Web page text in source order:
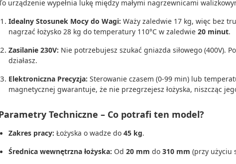
urządzenie wypełnia lukę między małymi nagrzewnicami
Idealny Stosunek Mocy do Wagi: Waży zaledwie 17 kg, więc bez
nagrzać łożysko 28 kg do temperatury 110°C w zaledwie 20 minut.
Zasilanie 230V: Nie potrzebujesz szukać gniazda siłowego (400V).
działasz.
Elektroniczna Precyzja: Sterowanie czasem (0-99 min) lub
magnetycznej gwarantuje, że nie przegrzejesz łożyska, niszcząc
Techniczne – Co potrafi ten model?
Zakres pracy: Łożyska o wadze do 45 kg.
Średnica wewnętrzna łożyska: Od 20 mm do 310 mm (przy użyciu